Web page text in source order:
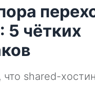
5 чётких
что shared-